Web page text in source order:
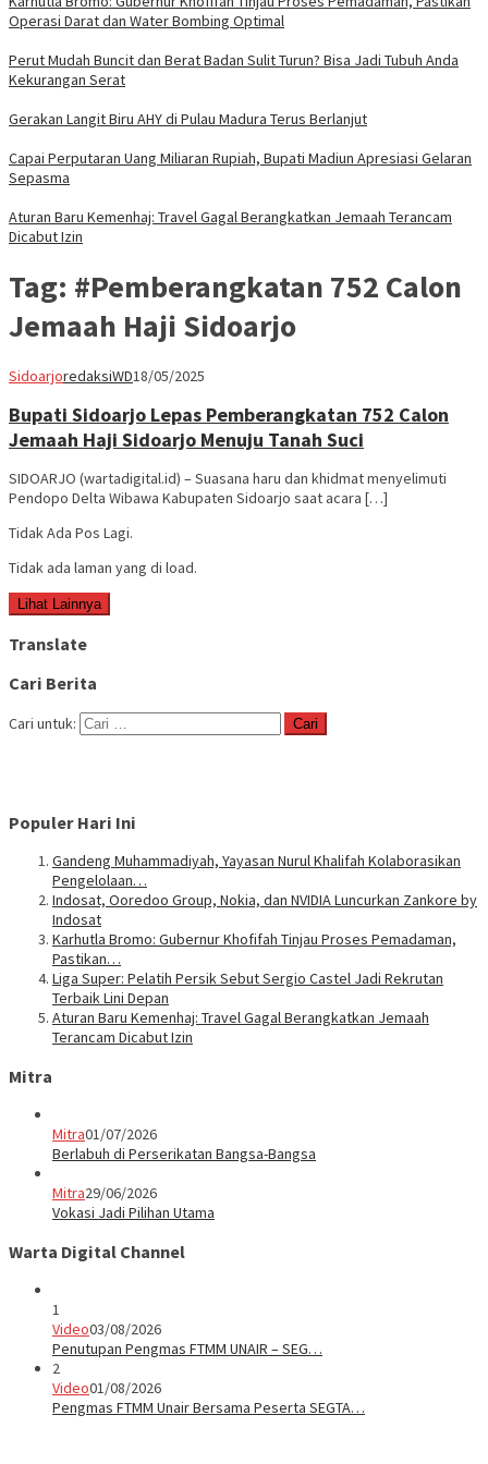
Operasi Darat dan Water Bombing Optimal
Perut Mudah Buncit dan Berat Badan Sulit Turun? Bisa Jadi Tubuh Anda
Kekurangan Serat
Gerakan Langit Biru AHY di Pulau Madura Terus Berlanjut
Capai Perputaran Uang Miliaran Rupiah, Bupati Madiun Apresiasi Gelaran
Sepasma
Aturan Baru Kemenhaj: Travel Gagal Berangkatkan Jemaah Terancam
Dicabut Izin
Tag: #Pemberangkatan 752 Calon
Jemaah Haji Sidoarjo
SidoarjoredaksiWD18/05/2025
Bupati Sidoarjo Lepas Pemberangkatan 752 Calon
Jemaah Haji Sidoarjo Menuju Tanah Suci
SIDOARJO (wartadigital.id) – Suasana haru dan khidmat menyelimuti
Pendopo Delta Wibawa Kabupaten Sidoarjo saat acara […]
Tidak Ada Pos Lagi.
Tidak ada laman yang di load.
Lihat Lainnya
Translate
Cari Berita
Cari untuk:
Populer Hari Ini
Gandeng Muhammadiyah, Yayasan Nurul Khalifah Kolaborasikan
Pengelolaan…
Indosat, Ooredoo Group, Nokia, dan NVIDIA Luncurkan Zankore by
Indosat
Karhutla Bromo: Gubernur Khofifah Tinjau Proses Pemadaman,
Pastikan…
Liga Super: Pelatih Persik Sebut Sergio Castel Jadi Rekrutan
Terbaik Lini Depan
Aturan Baru Kemenhaj: Travel Gagal Berangkatkan Jemaah
Terancam Dicabut Izin
Mitra
Mitra01/07/2026
Berlabuh di Perserikatan Bangsa-Bangsa
Mitra29/06/2026
Vokasi Jadi Pilihan Utama
Warta Digital Channel
1
Video03/08/2026
Penutupan Pengmas FTMM UNAIR – SEG…
2
Video01/08/2026
Pengmas FTMM Unair Bersama Peserta SEGTA…